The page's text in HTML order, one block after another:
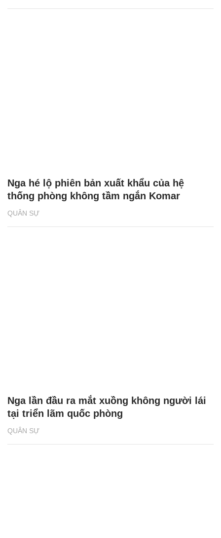
QUÂN SỰ
Nga hé lộ phiên bản xuất khẩu của hệ
thống phòng không tầm ngắn Komar
QUÂN SỰ
Nga lần đầu ra mắt xuồng không người lái
tại triển lãm quốc phòng